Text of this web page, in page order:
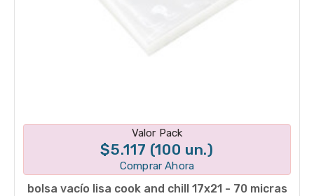
Disponible en 1 variantes
Valor Pack
$5.117 (100 un.)
Comprar Ahora
bolsa vacío lisa cook and chill 17x21 - 70 micras